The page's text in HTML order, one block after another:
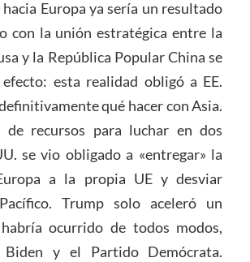
Europa ya sería un resultado
con la unión estratégica entre la
y la República Popular China se
esta realidad obligó a EE.
qué hacer con Asia.
recursos para luchar en dos
se vio obligado a «entregar» la
a la propia UE y desviar
Trump solo aceleró un
ocurrido de todos modos,
Biden y el Partido Demócrata.